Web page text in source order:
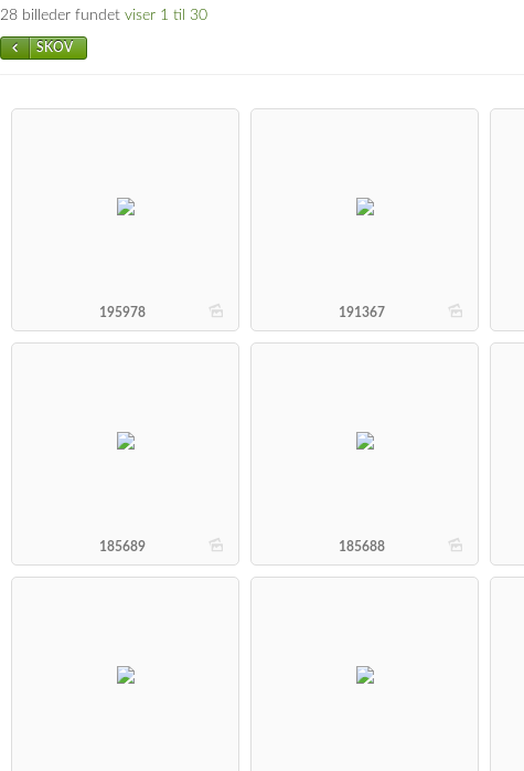
28 billeder fundet viser 1 til 30
SKOV
b
195978 b
191367
b
185689 b
185688